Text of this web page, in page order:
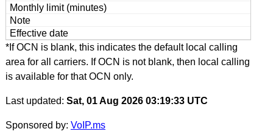
*If OCN is blank, this indicates the default local calling
area for all carriers. If OCN is not blank, then local calling
is available for that OCN only.
Last updated: Sat, 01 Aug 2026 03:19:33 UTC
Sponsored by: VoIP.ms